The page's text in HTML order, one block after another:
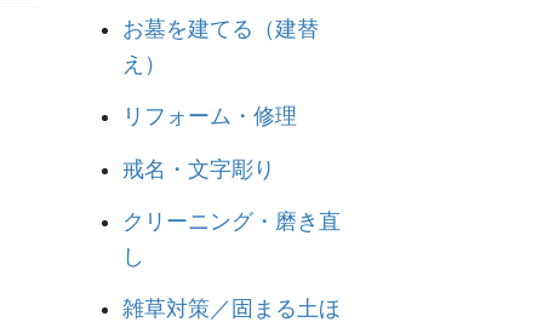
お墓を建てる（建替
え）
リフォーム・修理
戒名・文字彫り
クリーニング・磨き直
し
雑草対策／固まる土ほ